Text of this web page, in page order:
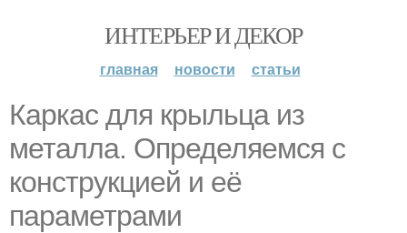
ИНТЕРЬЕР И ДЕКОР
главная новости статьи
Каркас для крыльца из
металла. Определяемся с
конструкцией и её
параметрами